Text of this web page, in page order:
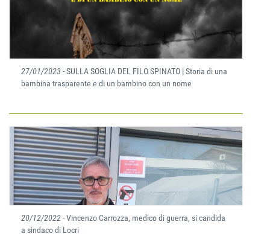
27/01/2023- SULLA SOGLIA DEL FILO SPINATO | Storia di una
bambina trasparente e di un bambino con un nome
20/12/2022- Vincenzo Carrozza, medico di guerra, si candida
a sindaco di Locri